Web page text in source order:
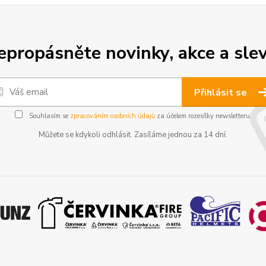
novinky, akce a
Přihlásit se
Souhlasím se zpracováním osobních údajůza účelem rozesílky newsletteru.
Můžete se kdykoli odhlásit. Zasíláme jednou za 14 dní.